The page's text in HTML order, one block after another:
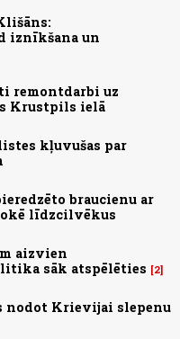
iznīkšana un
remontdarbi uz
Krustpils ielā
kļuvušas par
braucienu ar
līdzcilvēkus
aizvien
sāk atspēlēties
2
nodot Krievijai slepenu